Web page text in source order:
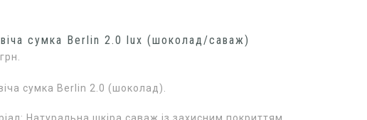
сумка Berlin 2.0 lux (шоколад/саваж)
грн.
сумка Berlin 2.0 (шоколад).